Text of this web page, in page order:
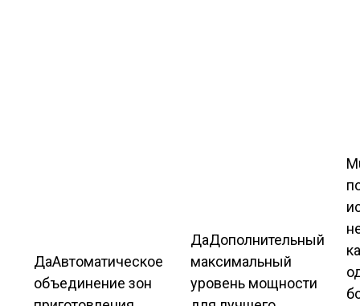
ДаАвтоматическое
объединение зон
ДаДополнительный
максимальный
уровень мощности